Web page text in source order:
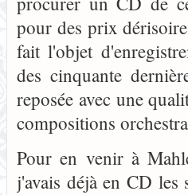
pour des prix
fait l'objet
des cinquante
reposée avec une
compositions
Pour en venir à
j'avais déjà en CD